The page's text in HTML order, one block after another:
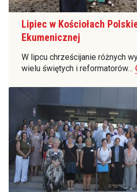
Lipiec w Kościołach
Ekumenicznej
W lipcu chrześcijanie różnych
wielu świętych i reformatorów…